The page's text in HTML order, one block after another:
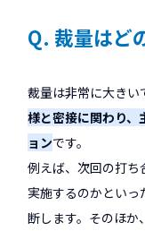
Q. 裁量はど
裁量は非常に大きい
様と密接に関わり、
ョンです。
例えば、次回の打
実施するのかとい
断します。そのほか